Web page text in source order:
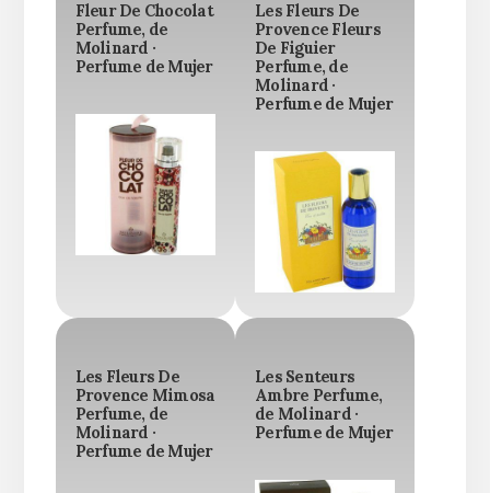
Fleur De Chocolat
Perfume, de
Molinard ·
Perfume de Mujer
Les Fleurs De
Provence Fleurs
De Figuier
Perfume, de
Molinard ·
Perfume de Mujer
Les Fleurs De
Provence Mimosa
Perfume, de
Molinard ·
Perfume de Mujer
Les Senteurs
Ambre Perfume,
de Molinard ·
Perfume de Mujer